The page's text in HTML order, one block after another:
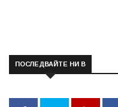
ПОСЛЕДВАЙТЕ НИ В